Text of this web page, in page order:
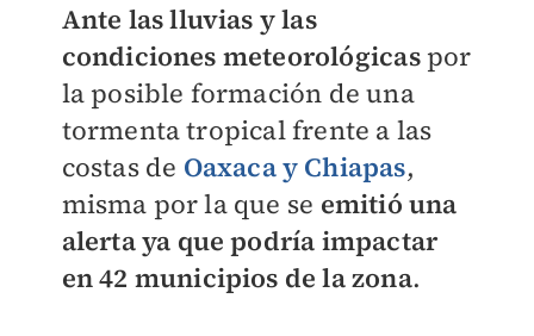
Ante las lluvias y las
condiciones meteorológicaspor
la posible formación de una
tormenta tropical frente a las
costas de Oaxaca y Chiapas,
misma por la que se emitió una
alerta ya que podría impactar
en 42 municipios de la zona.